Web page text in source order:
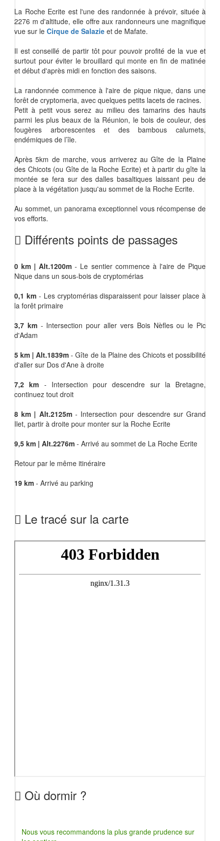
La Roche Ecrite est l'une des randonnée à prévoir, située à
2276 m d'altitude, elle offre aux randonneurs une magnifique
vue sur le Cirque de Salazie et de Mafate.
Il est conseillé de partir tôt pour pouvoir profité de la vue et
surtout pour éviter le brouillard qui monte en fin de matinée
et début d'après midi en fonction des saisons.
La randonnée commence à l'aire de pique nique, dans une
forêt de cryptomeria, avec quelques petits lacets de racines.
Petit à petit vous serez au milieu des tamarins des hauts
parmi les plus beaux de la Réunion, le bois de couleur, des
fougères arborescentes et des bambous calumets,
endémiques de l’île.
Après 5km de marche, vous arriverez au Gîte de la Plaine
des Chicots (ou Gîte de la Roche Ecrite) et à partir du gîte la
montée se fera sur des dalles basaltiques laissant peu de
place à la végétation jusqu'au sommet de la Roche Ecrite.
Au sommet, un panorama exceptionnel vous récompense de
vos efforts.
Différents points de passages
0 km | Alt.1200m - Le sentier commence à l'aire de Pique
Nique dans un sous-bois de cryptomérias
0,1 km- Les cryptomérias disparaissent pour laisser place à
la forêt primaire
3,7 km- Intersection pour aller vers Bois Nèfles ou le Pic
d'Adam
5 km | Alt.1839m - Gîte de la Plaine des Chicots et possibilité
d'aller sur Dos d'Ane à droite
7,2 km - Intersection pour descendre sur la Bretagne,
continuez tout droit
8 km | Alt.2125m- Intersection pour descendre sur Grand
Ilet, partir à droite pour monter sur la Roche Ecrite
9,5 km | Alt.2276m - Arrivé au sommet de La Roche Ecrite
Retour par le même itinéraire
19 km - Arrivé au parking
Le tracé sur la carte
Où dormir ?
Nous vous recommandons la plus grande prudence sur